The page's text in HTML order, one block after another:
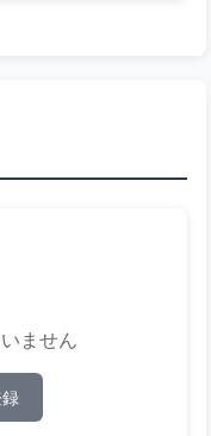
ません